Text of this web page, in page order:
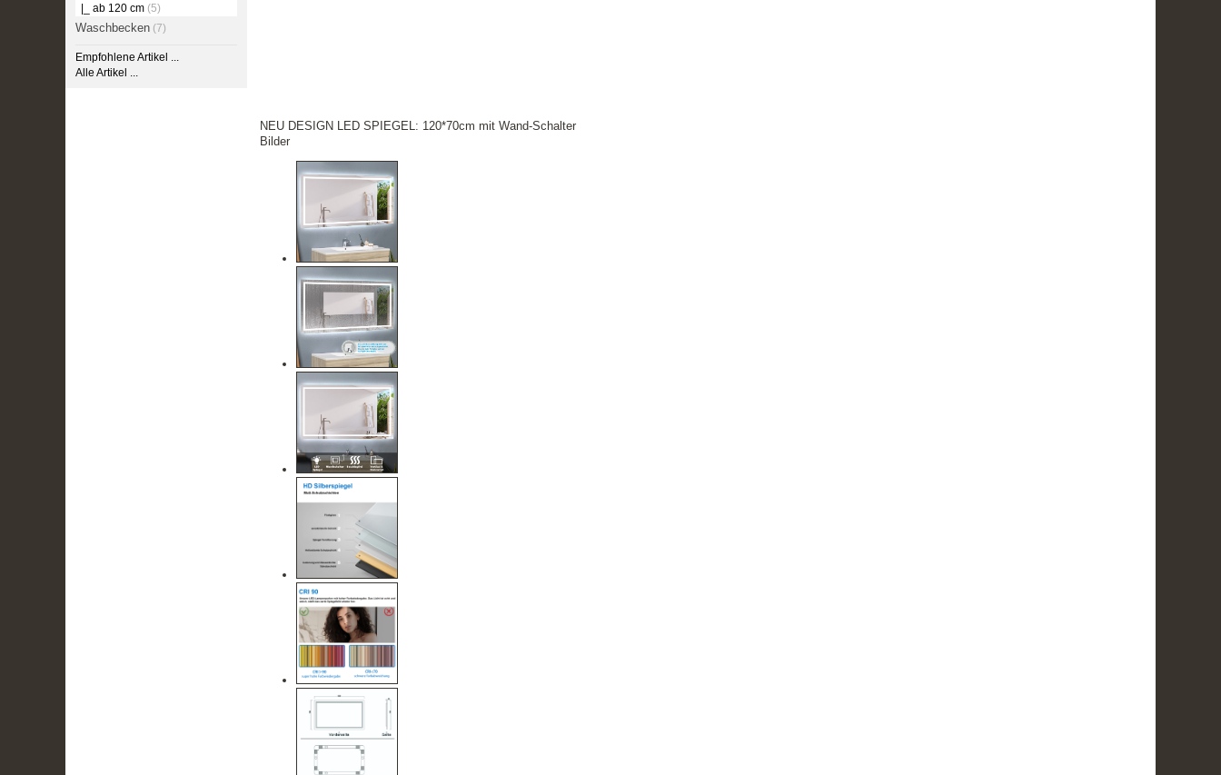
|_ ab 120 cm(5)
Waschbecken(7)
Empfohlene Artikel ...
Alle Artikel ...
NEU DESIGN LED SPIEGEL: 120*70cm mit Wand-Schalter
Bilder